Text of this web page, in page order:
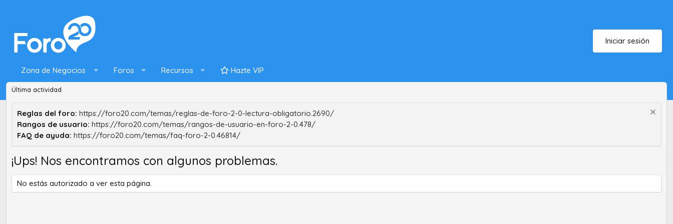
Iniciar sesión
Zona de Negocios Foros Recursos Hazte VIP
Última actividad
Reglas del foro: https://foro20.com/temas/reglas-de-foro-2-0-lectura-obligatorio.2690/
Rangos de usuario: https://foro20.com/temas/rangos-de-usuario-en-foro-2-0.478/
FAQ de ayuda: https://foro20.com/temas/faq-foro-2-0.46814/
¡Ups! Nos encontramos con algunos problemas.
No estás autorizado a ver esta página.